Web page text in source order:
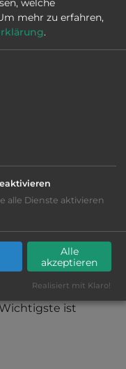
ruhig
ist
welche
mehr zu erfahren,
.
alle Dienste aktivieren
Alle
akzeptieren
Realisiert mit Klaro!